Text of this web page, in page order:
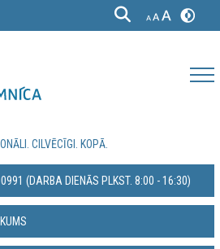
CILVĒCĪGI. KOPĀ.
(DARBA DIENĀS PLKST. 8:00 - 16:30)